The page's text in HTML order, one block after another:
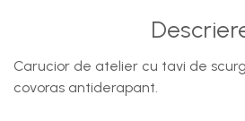
Carucior de atelier cu tavi de
covoras antiderapant.